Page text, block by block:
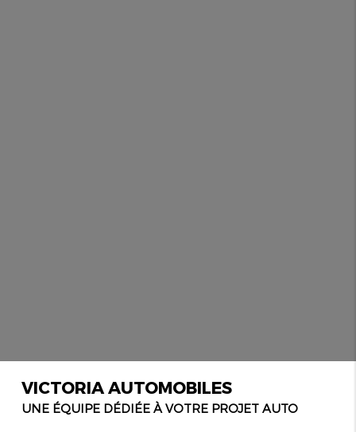
VICTORIA AUTOMOBILES
UNE ÉQUIPE DÉDIÉE À VOTRE PROJET AUTO